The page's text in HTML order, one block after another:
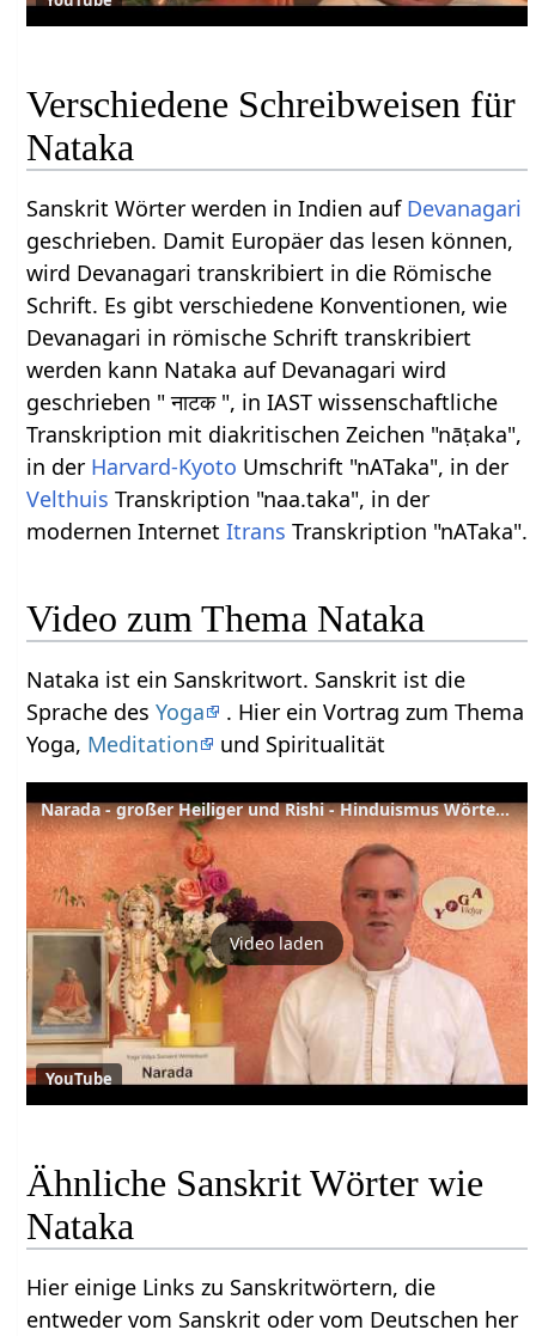
Verschiedene Schreibweisen für
Nataka
Sanskrit Wörter werden in Indien auf Devanagari
geschrieben. Damit Europäer das lesen können,
wird Devanagari transkribiert in die Römische
Schrift. Es gibt verschiedene Konventionen, wie
Devanagari in römische Schrift transkribiert
werden kann Nataka auf Devanagari wird
geschrieben " नाटक ", in IAST wissenschaftliche
Transkription mit diakritischen Zeichen "nāṭaka",
in der Harvard-Kyoto Umschrift "nATaka", in der
Velthuis Transkription "naa.taka", in der
modernen InternetItrans Transkription "nATaka".
Video zum Thema Nataka
Nataka ist ein Sanskritwort. Sanskrit ist die
Sprache desYoga
. Hier ein Vortrag zum Thema
Yoga, Meditation und Spiritualität
Narada - großer Heiliger und Rishi - Hinduismus Wörterbuch
Video laden
YouTube
Ähnliche Sanskrit Wörter wie
Nataka
Hier einige Links zu Sanskritwörtern, die
entweder vom Sanskrit oder vom Deutschen her